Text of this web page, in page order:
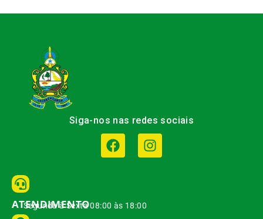
Siga-nos nas redes sociais
ATENDIMENTO
Segunda à Sexta 08:00 às 18:00